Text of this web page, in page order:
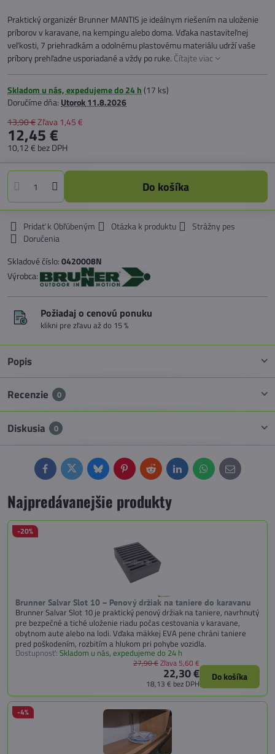
Praktický organizér Brunner MANTIS je ideálnym riešením na uloženie
príborov v karavane, na kempingu alebo doma. Vďaka nastaviteľnej
veľkosti, 7 priehradkám a odolnému plastovému materiálu udrží vaše
príbory prehľadne usporiadané a vždy po ruke. Čítajte viac
Skladom u nás, expedujeme do 24 h(17 ks)
Doručíme dňa: Utorok11.8.2026
13,90 €Zľava 1,45 €
12,45 €
10,12 € bez DPH
Do košíka
Pridať k Obľúbeným Otázka k produktu
Strážny pes
Doručenia
Skladové číslo:0420008N
Výrobca:
Požiadaj o cenovú ponuku
klikni pre zľavu až do 15 %
Popis
Recenzie 0
Diskusia 0
FacebookTwitterBlueskyPinterestReddit LinkedInWhatsApp
E-
mail
Najpredávanejšie produkty
Brunner Salvar Slot 10 – Penový držiak na taniere do karavanu
-20%
Brunner Salvar Slot 10 je praktický penový držiak na taniere, navrhnutý
pre bezpečné a tiché uloženie riadu počas cestovania v karavane,
obytnom aute alebo na lodi. Vďaka mäkkej EVA pene chráni taniere
pred poškodením, rozbitím a hlukom pri pohybe vozidla.
Dostupnosť: Skladom u nás, expedujeme do 24 h
22,30 €
18,13 € bez DPH
27,90 €Zľava 5,60 €
Do košíka
-4%